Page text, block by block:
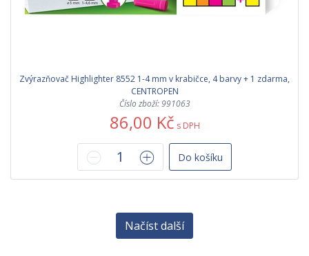
Zvýrazňovač Highlighter 8552 1-4 mm v krabičce, 4 barvy + 1 zdarma,
CENTROPEN
Číslo zboží: 991063
86,00 Kč s DPH
Do košíku
Načíst další